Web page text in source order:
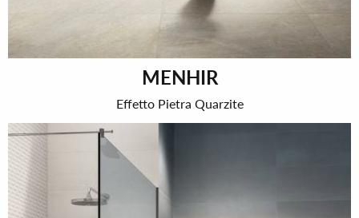
MENHIR
Effetto Pietra Quarzite